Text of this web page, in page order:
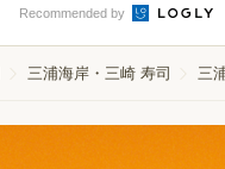
Recommended by
三浦海岸・三崎 寿司 三